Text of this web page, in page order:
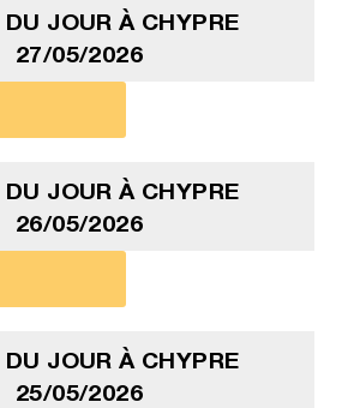
DU JOUR À CHYPRE
27/05/2026
DU JOUR À CHYPRE
26/05/2026
DU JOUR À CHYPRE
25/05/2026